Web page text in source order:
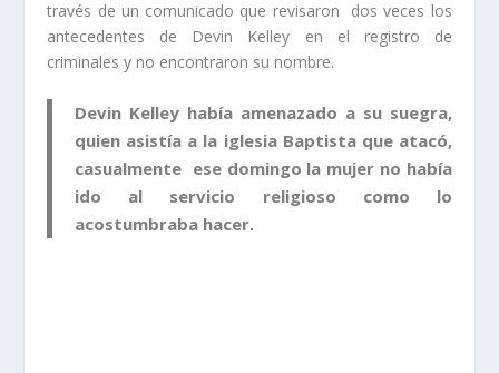
través de un comunicado que revisaron dos veces los
antecedentes de Devin Kelley en el registro de
criminales y no encontraron su nombre.
Devin Kelley había amenazado a su suegra,
quien asistía a la iglesia Baptista que atacó,
casualmente ese domingo la mujer no había
ido al servicio religioso como lo
acostumbraba hacer.